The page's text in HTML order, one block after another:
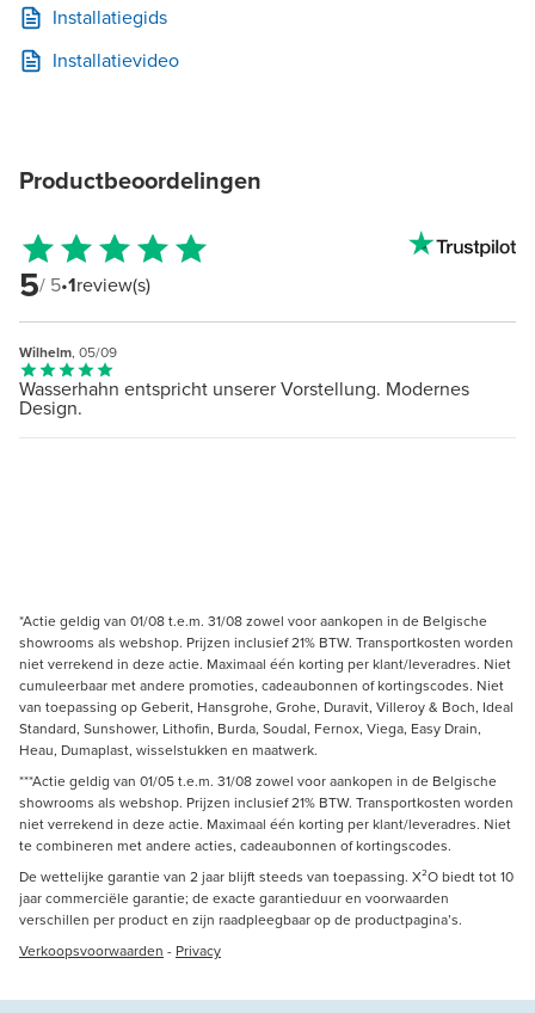
Installatiegids
Installatievideo
Productbeoordelingen
5/ 5•1review(s)
Wilhelm, 05/09
Wasserhahn entspricht unserer Vorstellung. Modernes
Design.
*Actie geldig van 01/08 t.e.m. 31/08 zowel voor aankopen in de Belgische
showrooms als webshop. Prijzen inclusief 21% BTW. Transportkosten worden
niet verrekend in deze actie. Maximaal één korting per klant/leveradres. Niet
cumuleerbaar met andere promoties, cadeaubonnen of kortingscodes. Niet
van toepassing op Geberit, Hansgrohe, Grohe, Duravit, Villeroy & Boch, Ideal
Standard, Sunshower, Lithofin, Burda, Soudal, Fernox, Viega, Easy Drain,
Heau, Dumaplast, wisselstukken en maatwerk.
***Actie geldig van 01/05 t.e.m. 31/08 zowel voor aankopen in de Belgische
showrooms als webshop. Prijzen inclusief 21% BTW. Transportkosten worden
niet verrekend in deze actie. Maximaal één korting per klant/leveradres. Niet
te combineren met andere acties, cadeaubonnen of kortingscodes.
De wettelijke garantie van 2 jaar blijft steeds van toepassing. X²O biedt tot 10
jaar commerciële garantie; de exacte garantieduur en voorwaarden
verschillen per product en zijn raadpleegbaar op de productpagina’s.
Verkoopsvoorwaarden - Privacy